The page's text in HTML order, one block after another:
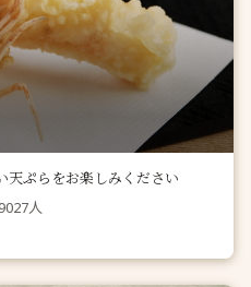
天ぷらをお楽しみください
人